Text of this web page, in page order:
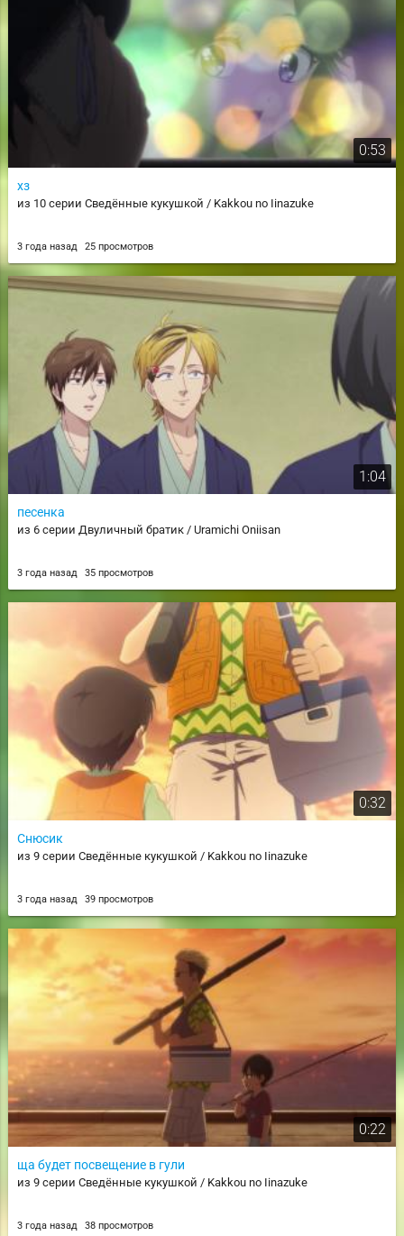
0:53
хз
из 10 серии Сведённые кукушкой / Kakkou no Iinazuke
3 года назад 25 просмотров
1:04
песенка
из 6 серии Двуличный братик / Uramichi Oniisan
3 года назад 35 просмотров
0:32
Снюсик
из 9 серии Сведённые кукушкой / Kakkou no Iinazuke
3 года назад 39 просмотров
0:22
ща будет посвещение в гули
из 9 серии Сведённые кукушкой / Kakkou no Iinazuke
3 года назад 38 просмотров